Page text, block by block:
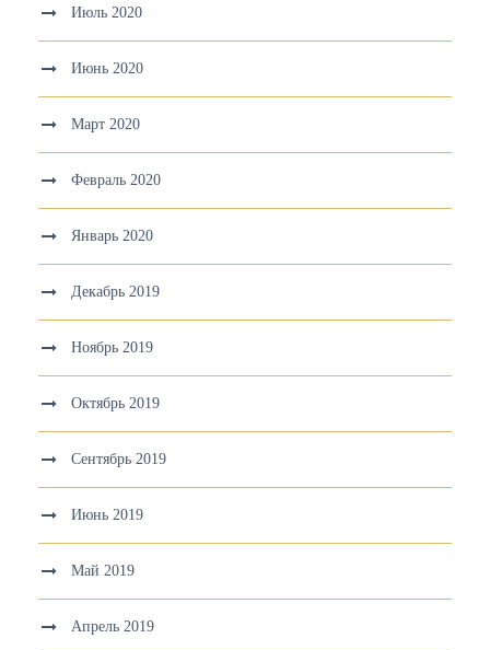
Июль 2020
Июнь 2020
Март 2020
Февраль 2020
Январь 2020
Декабрь 2019
Ноябрь 2019
Октябрь 2019
Сентябрь 2019
Июнь 2019
Май 2019
Апрель 2019